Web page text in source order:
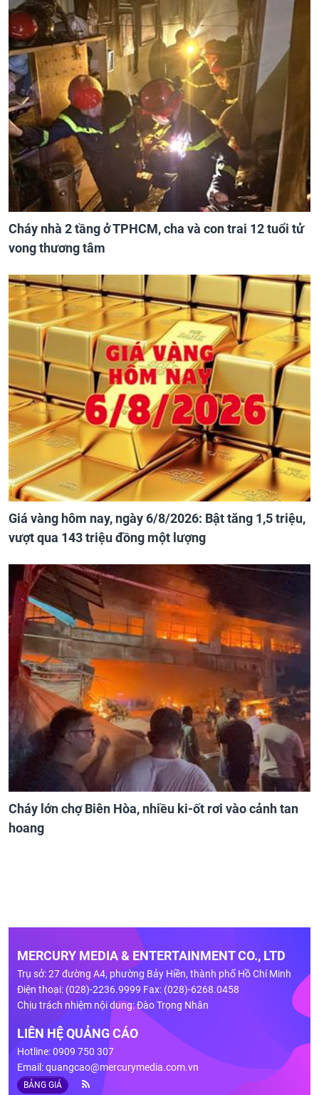
Cháy nhà 2 tầng ở TPHCM, cha và con trai 12 tuổi tử
vong thương tâm
Giá vàng hôm nay, ngày 6/8/2026: Bật tăng 1,5 triệu,
vượt qua 143 triệu đồng một lượng
Cháy lớn chợ Biên Hòa, nhiều ki-ốt rơi vào cảnh tan
hoang
MERCURY MEDIA & ENTERTAINMENT CO., LTD
Trụ sở: 27 đường A4, phường Bảy Hiền, thành phố Hồ Chí Minh
Điện thoại: (028)-2236.9999 Fax: (028)-6268.0458
Chịu trách nhiệm nội dung: Đào Trọng Nhân
LIÊN HỆ QUẢNG CÁO
Hotline: 0909 750 307
Email:quangcao@mercurymedia.com.vn
BẢNG GIÁ